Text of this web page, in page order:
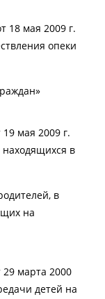
18 мая 2009 г.
опеки
мая 2009 г.
в
в
на
марта 2000
детей на